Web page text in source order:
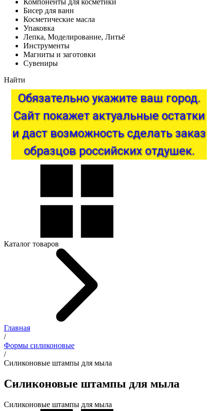
Компоненты для косметики
Бисер для ванн
Косметические масла
Упаковка
Лепка, Моделирование, Литьё
Инструменты
Магниты и заготовки
Сувениры
Найти
Обязательно укажите ваш город.
Сайт
актуальные
остатки
возможность
образцов
российских
Каталог товаров
Главная
/
Формы силиконовые
/
Силиконовые штампы для мыла
Силиконовые штампы для мыла
Силиконовые штампы для мыла